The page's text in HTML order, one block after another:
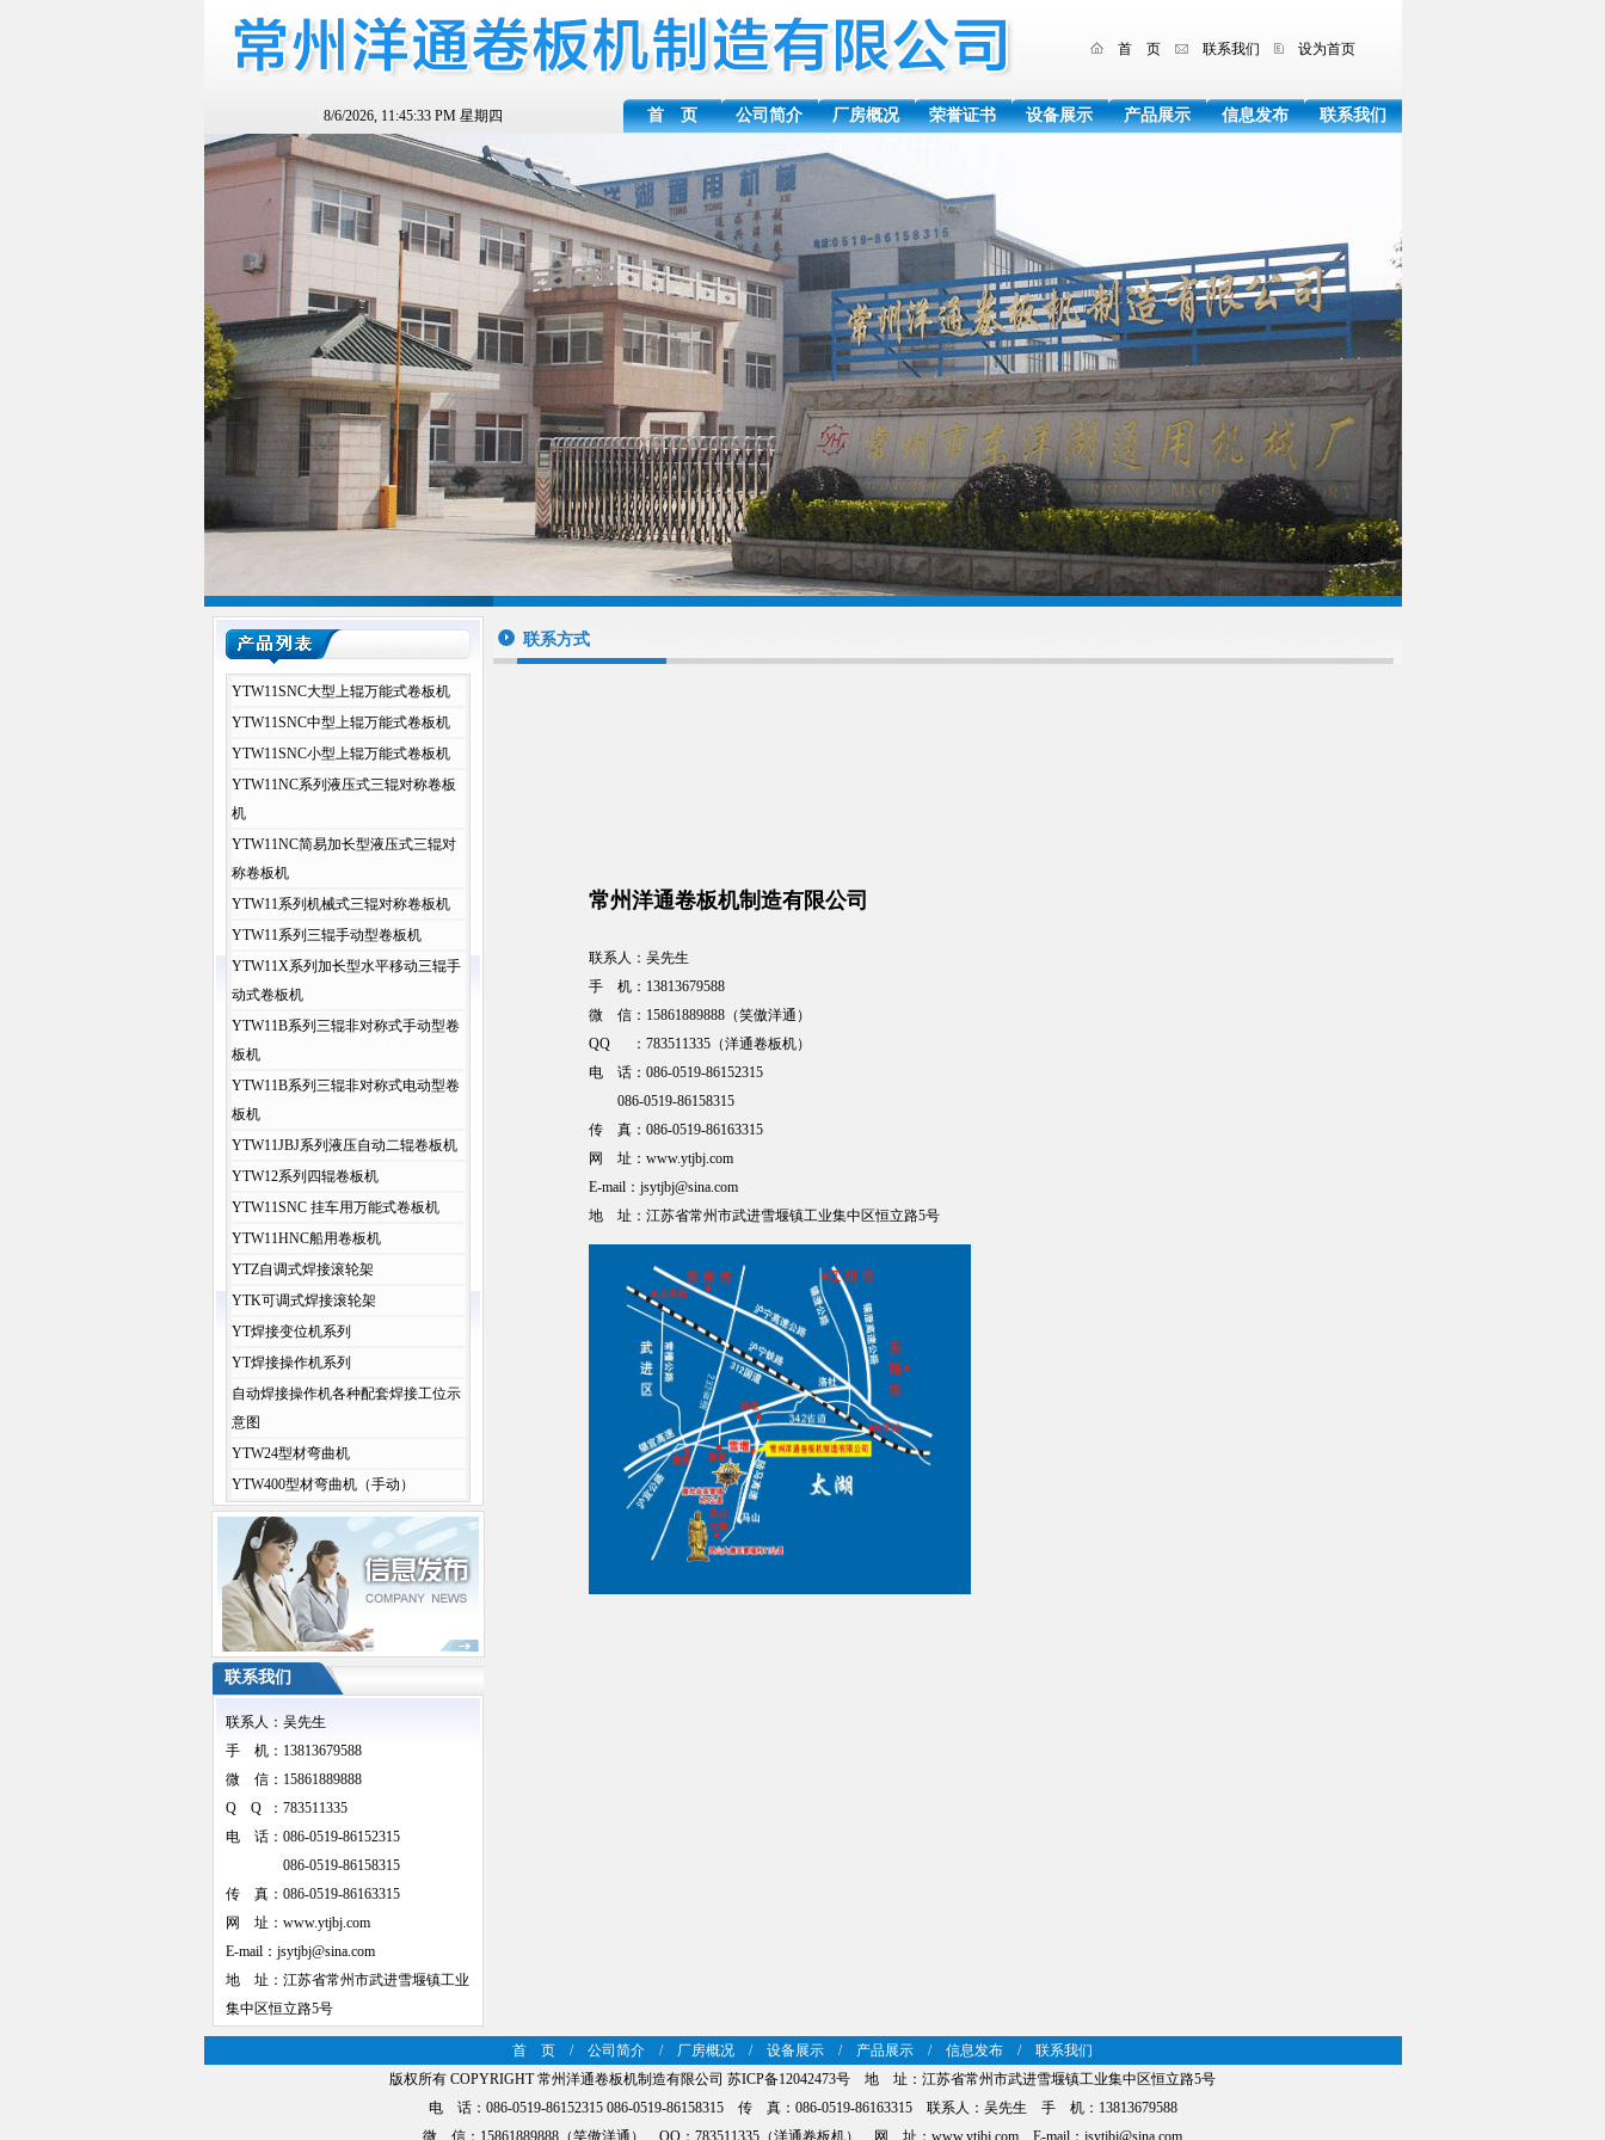
首 页 联系我们 设为首页
8/6/2026, 11:45:33 PM 星期四 首 页 公司简介 厂房概况 荣誉证书 设备展示 产品展示 信息发布 联系我们
YTW11SNC大型上辊万能式卷板机
YTW11SNC中型上辊万能式卷板机
YTW11SNC小型上辊万能式卷板机
YTW11NC系列液压式三辊对称卷板
机
YTW11NC简易加长型液压式三辊对
称卷板机
YTW11系列机械式三辊对称卷板机
YTW11系列三辊手动型卷板机
YTW11X系列加长型水平移动三辊手
动式卷板机
YTW11B系列三辊非对称式手动型卷
板机
YTW11B系列三辊非对称式电动型卷
板机
YTW11JBJ系列液压自动二辊卷板机
YTW12系列四辊卷板机
YTW11SNC 挂车用万能式卷板机
YTW11HNC船用卷板机
YTZ自调式焊接滚轮架
YTK可调式焊接滚轮架
YT焊接变位机系列
YT焊接操作机系列
自动焊接操作机各种配套焊接工位示
意图
YTW24型材弯曲机
YTW400型材弯曲机（手动）
联系我们
联系人：吴先生
手 机：13813679588
微 信：15861889888
Q Q
：783511335
电 话：086-0519-86152315
086-0519-86158315
传 真：086-0519-86163315
网 址：www.ytjbj.com
E-mail：jsytjbj@sina.com
地 址：江苏省常州市武进雪堰镇工业
集中区恒立路5号
联系方式
常州洋通卷板机制造有限公司
联系人：吴先生
手 机：13813679588
微 信：15861889888（笑傲洋通）
QQ ：783511335（洋通卷板机）
电 话：086-0519-86152315
086-0519-86158315
传 真：086-0519-86163315
网 址：www.ytjbj.com
E-mail：jsytjbj@sina.com
地 址：江苏省常州市武进雪堰镇工业集中区恒立路5号
首 页 / 公司简介 / 厂房概况 / 设备展示 / 产品展示 / 信息发布 / 联系我们
版权所有 COPYRIGHT 常州洋通卷板机制造有限公司 苏ICP备12042473号 地 址：江苏省常州市武进雪堰镇工业集中区恒立路5号
电 话：086-0519-86152315 086-0519-86158315 传 真：086-0519-86163315 联系人：吴先生 手 机：13813679588
微 信：15861889888（笑傲洋通） QQ：783511335（洋通卷板机） 网 址：www.ytjbj.com E-mail：jsytjbj@sina.com